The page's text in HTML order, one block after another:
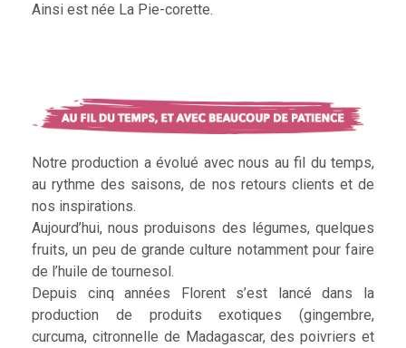
Ainsi est née La Pie-corette.
Notre production a évolué avec nous au fil du temps,
au rythme des saisons, de nos retours clients et de
nos inspirations.
Aujourd’hui, nous produisons des légumes, quelques
fruits, un peu de grande culture notamment pour faire
de l’huile de tournesol.
Depuis cinq années Florent s’est lancé dans la
production de produits exotiques (gingembre,
curcuma, citronnelle de Madagascar, des poivriers et